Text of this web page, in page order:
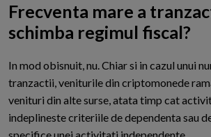
Frecventa mare a
schimba regimul fiscal?
In mod obisnuit, nu. Chiar si in cazul unui
tranzactii, veniturile din criptomonede
venituri din alte surse, atata timp cat
indeplineste criteriile de dependenta sau